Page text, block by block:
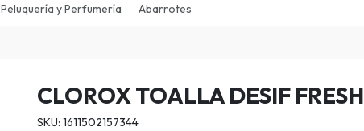
Peluquería y Perfumería Abarrotes
CLOROX TOALLA DESIF FRESH
SKU: 1611502157344